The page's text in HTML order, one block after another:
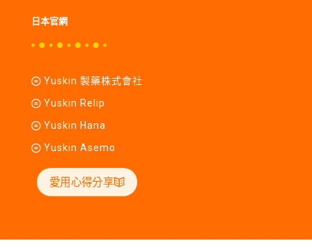
日本官網
Yuskin 製藥株式會社
Yuskin Relip
Yuskin Hana
Yuskin Asemo
愛用心得分享